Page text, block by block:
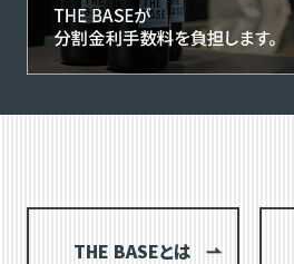
THE BASEとは